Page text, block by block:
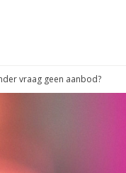
vraag geen aanbod?